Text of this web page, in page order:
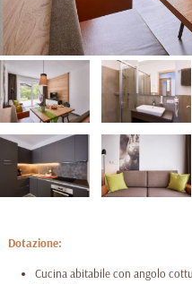
Dotazione:
Cucina abitabile con angolo